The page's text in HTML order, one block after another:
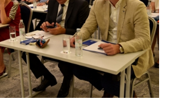
i manifestacije
efikasnosti u stambenom